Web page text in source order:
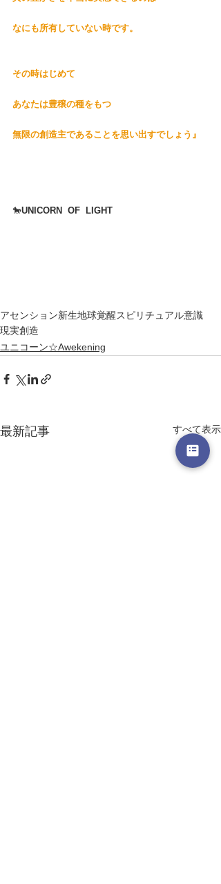
なにも所有していない時です。
その時はじめて
あなたは豊穣の種をもつ
無限の創造主であることを思い出すでしょう』
🐎UNICORN  OF  LIGHT
アセンション新生地球覚醒スピリチュアル意識
現実創造
ユニコーン☆Awekening
最新記事 すべて表示